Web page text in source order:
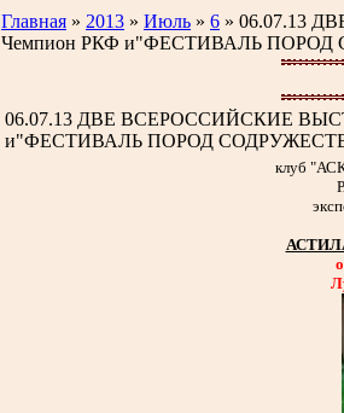
Главная » 2013 » Июль » 6 » 06.07.13
Чемпион РКФ и"ФЕСТИВАЛЬ ПОРОД
06.07.13 ДВЕ ВСЕРОССИЙСКИЕ
и"ФЕСТИВАЛЬ ПОРОД
клуб